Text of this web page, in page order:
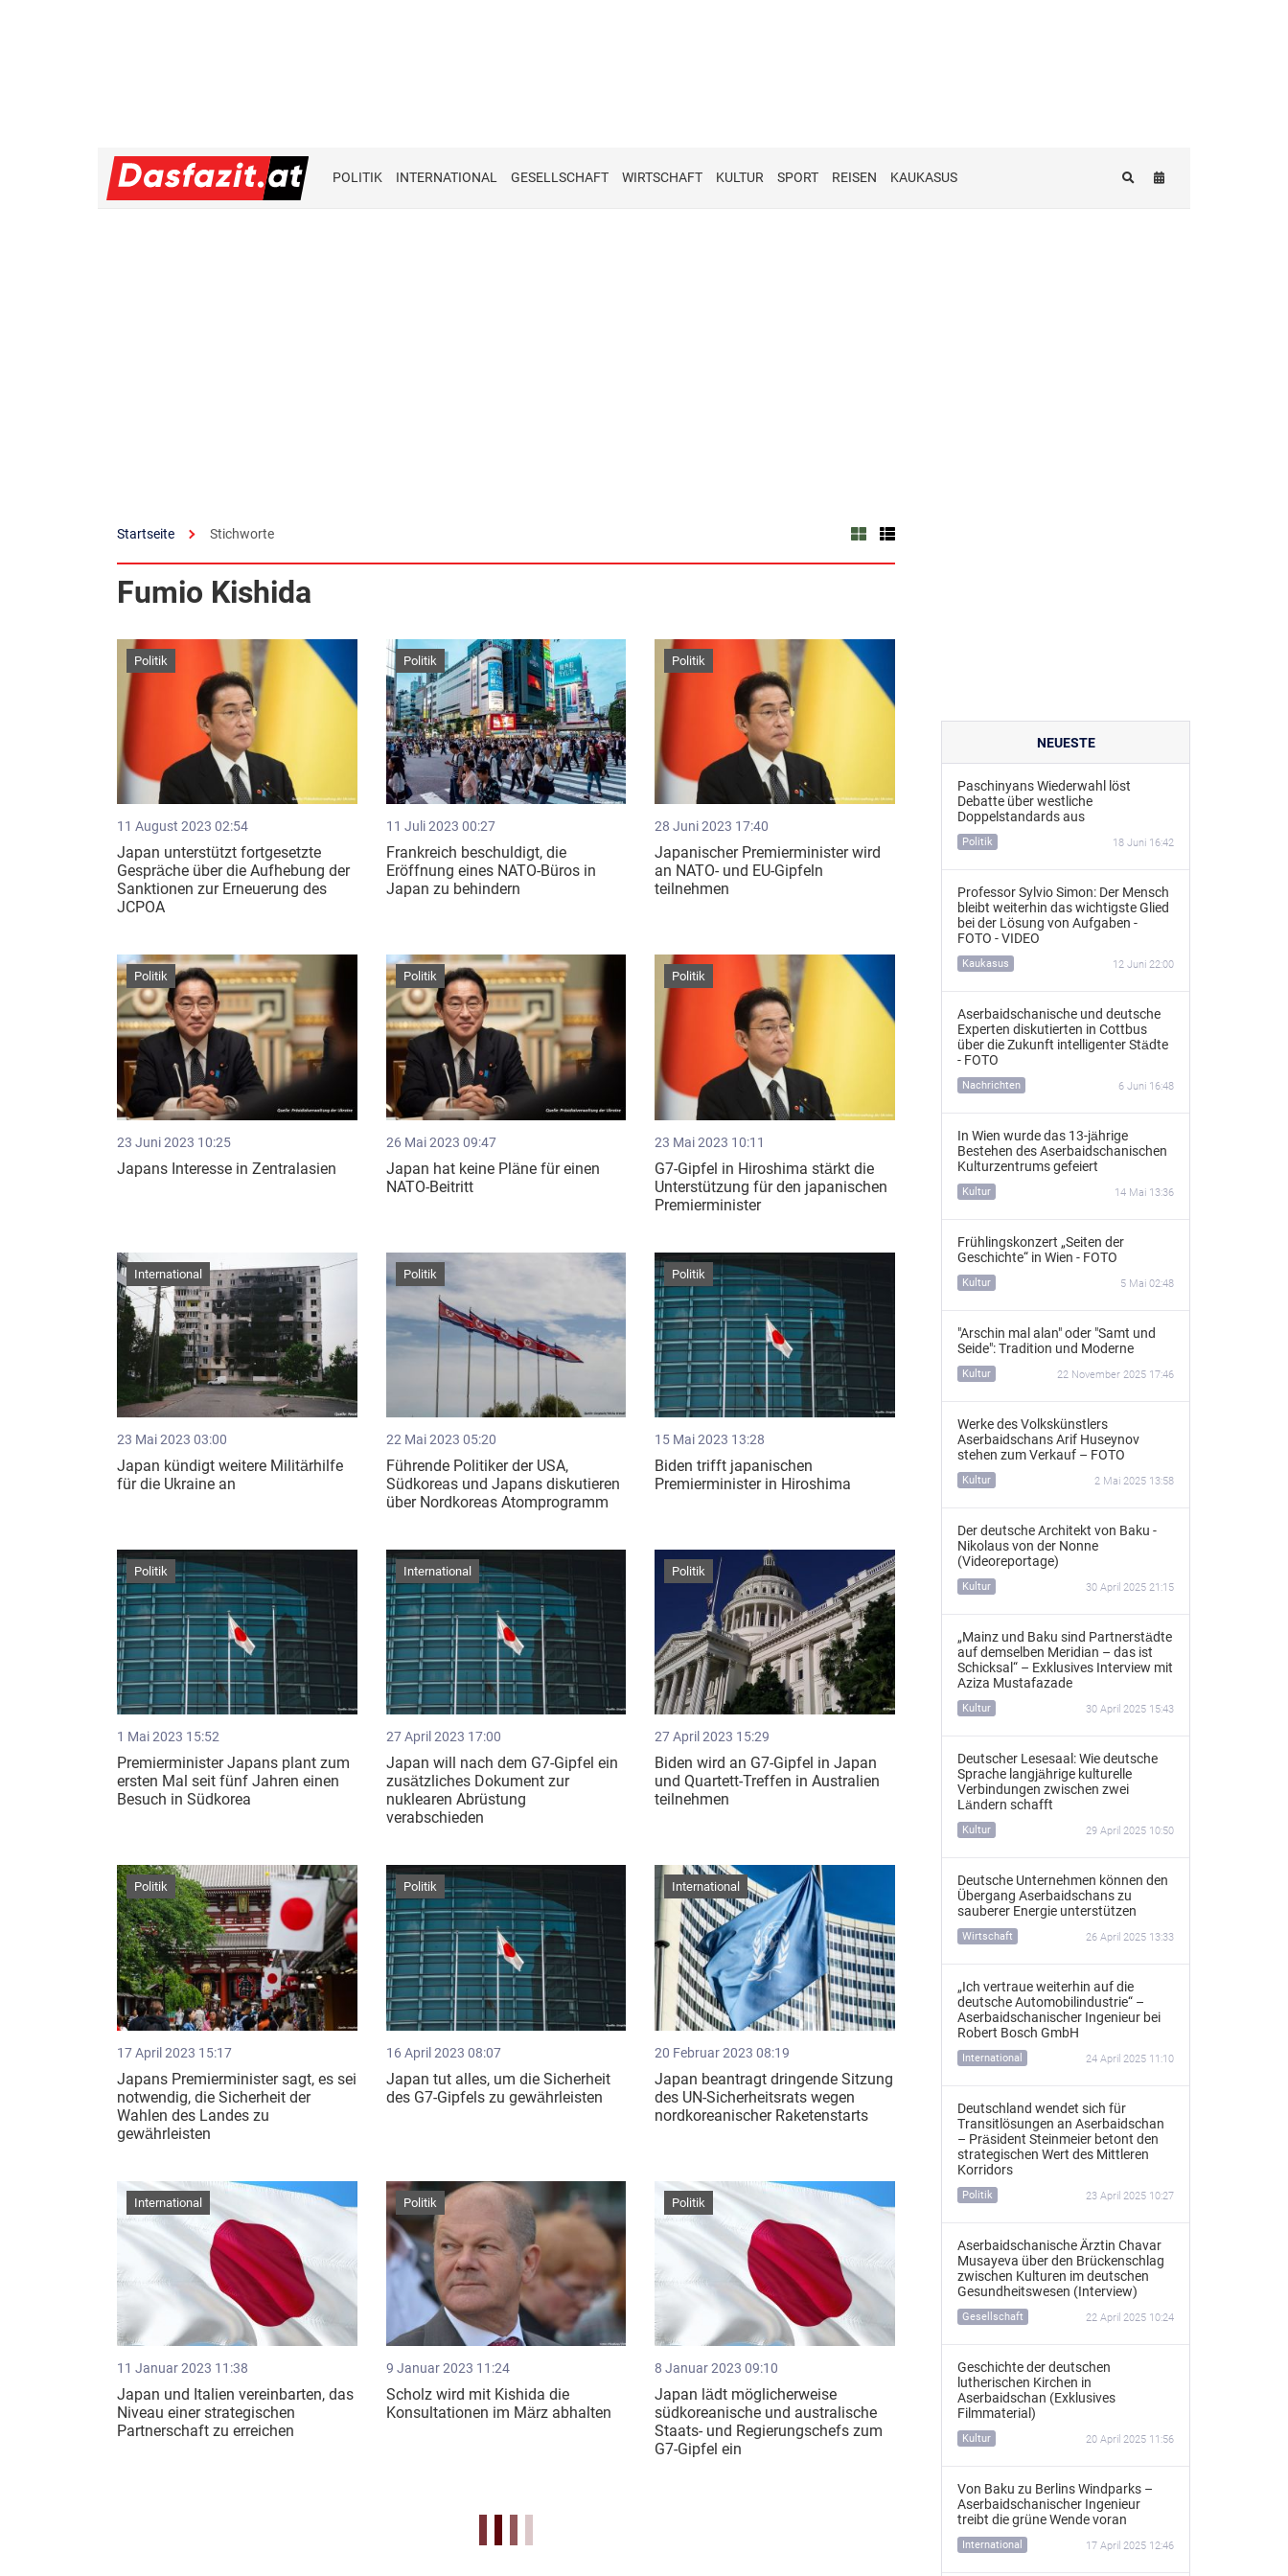
POLITIK INTERNATIONAL GESELLSCHAFT WIRTSCHAFT KULTUR SPORT REISEN KAUKASUS
Startseite Stichworte
Fumio Kishida
11 August 2023 02:54
Japan unterstützt fortgesetzte
Gespräche über die Aufhebung der
Sanktionen zur Erneuerung des
JCPOA
Politik
11 Juli 2023 00:27
Frankreich beschuldigt, die
Eröffnung eines NATO-Büros in
Japan zu behindern
Politik
28 Juni 2023 17:40
Japanischer Premierminister wird
an NATO- und EU-Gipfeln
teilnehmen
Politik
23 Juni 2023 10:25
Japans Interesse in Zentralasien
Politik
26 Mai 2023 09:47
Japan hat keine Pläne für einen
NATO-Beitritt
Politik
23 Mai 2023 10:11
G7-Gipfel in Hiroshima stärkt die
Unterstützung für den japanischen
Premierminister
Politik
23 Mai 2023 03:00
Japan kündigt weitere Militärhilfe
für die Ukraine an
International
22 Mai 2023 05:20
Führende Politiker der USA,
Südkoreas und Japans diskutieren
über Nordkoreas Atomprogramm
Politik
15 Mai 2023 13:28
Biden trifft japanischen
Premierminister in Hiroshima
Politik
1 Mai 2023 15:52
Premierminister Japans plant zum
ersten Mal seit fünf Jahren einen
Besuch in Südkorea
Politik
27 April 2023 17:00
Japan will nach dem G7-Gipfel ein
zusätzliches Dokument zur
nuklearen Abrüstung
verabschieden
International
27 April 2023 15:29
Biden wird an G7-Gipfel in Japan
und Quartett-Treffen in Australien
teilnehmen
Politik
17 April 2023 15:17
Japans Premierminister sagt, es sei
notwendig, die Sicherheit der
Wahlen des Landes zu
gewährleisten ​
Politik
16 April 2023 08:07
Japan tut alles, um die Sicherheit
des G7-Gipfels zu gewährleisten ​
Politik
20 Februar 2023 08:19
Japan beantragt dringende Sitzung
des UN-Sicherheitsrats wegen
nordkoreanischer Raketenstarts
International
11 Januar 2023 11:38
Japan und Italien vereinbarten, das
Niveau einer strategischen
Partnerschaft zu erreichen
International
9 Januar 2023 11:24
Scholz wird mit Kishida die
Konsultationen im März abhalten
Politik
8 Januar 2023 09:10
Japan lädt möglicherweise
südkoreanische und australische
Staats- und Regierungschefs zum
G7-Gipfel ein
Politik
NEUESTE
Paschinyans Wiederwahl löst
Debatte über westliche
Doppelstandards aus
Politik 18 Juni 16:42
Professor Sylvio Simon: Der Mensch
bleibt weiterhin das wichtigste Glied
bei der Lösung von Aufgaben -
FOTO - VIDEO
Kaukasus 12 Juni 22:00
Aserbaidschanische und deutsche
Experten diskutierten in Cottbus
über die Zukunft intelligenter Städte
- FOTO
Nachrichten 6 Juni 16:48
In Wien wurde das 13‑jährige
Bestehen des Aserbaidschanischen
Kulturzentrums gefeiert
Kultur 14 Mai 13:36
Frühlingskonzert „Seiten der
Geschichte“ in Wien - FOTO
Kultur 5 Mai 02:48
"Arschin mal alan" oder "Samt und
Seide": Tradition und Moderne
Kultur 22 November 2025 17:46
Werke des Volkskünstlers
Aserbaidschans Arif Huseynov
stehen zum Verkauf – FOTO
Kultur 2 Mai 2025 13:58
Der deutsche Architekt von Baku -
Nikolaus von der Nonne
(Videoreportage)
Kultur 30 April 2025 21:15
„Mainz und Baku sind Partnerstädte
auf demselben Meridian – das ist
Schicksal“ – Exklusives Interview mit
Aziza Mustafazade
Kultur 30 April 2025 15:43
Deutscher Lesesaal: Wie deutsche
Sprache langjährige kulturelle
Verbindungen zwischen zwei
Ländern schafft
Kultur 29 April 2025 10:50
Deutsche Unternehmen können den
Übergang Aserbaidschans zu
sauberer Energie unterstützen
Wirtschaft 26 April 2025 13:33
„Ich vertraue weiterhin auf die
deutsche Automobilindustrie“ –
Aserbaidschanischer Ingenieur bei
Robert Bosch GmbH
International 24 April 2025 11:10
Deutschland wendet sich für
Transitlösungen an Aserbaidschan
– Präsident Steinmeier betont den
strategischen Wert des Mittleren
Korridors
Politik 23 April 2025 10:27
Aserbaidschanische Ärztin Chavar
Musayeva über den Brückenschlag
zwischen Kulturen im deutschen
Gesundheitswesen (Interview)
Gesellschaft 22 April 2025 10:24
Geschichte der deutschen
lutherischen Kirchen in
Aserbaidschan (Exklusives
Filmmaterial)
Kultur 20 April 2025 11:56
Von Baku zu Berlins Windparks –
Aserbaidschanischer Ingenieur
treibt die grüne Wende voran
International 17 April 2025 12:46